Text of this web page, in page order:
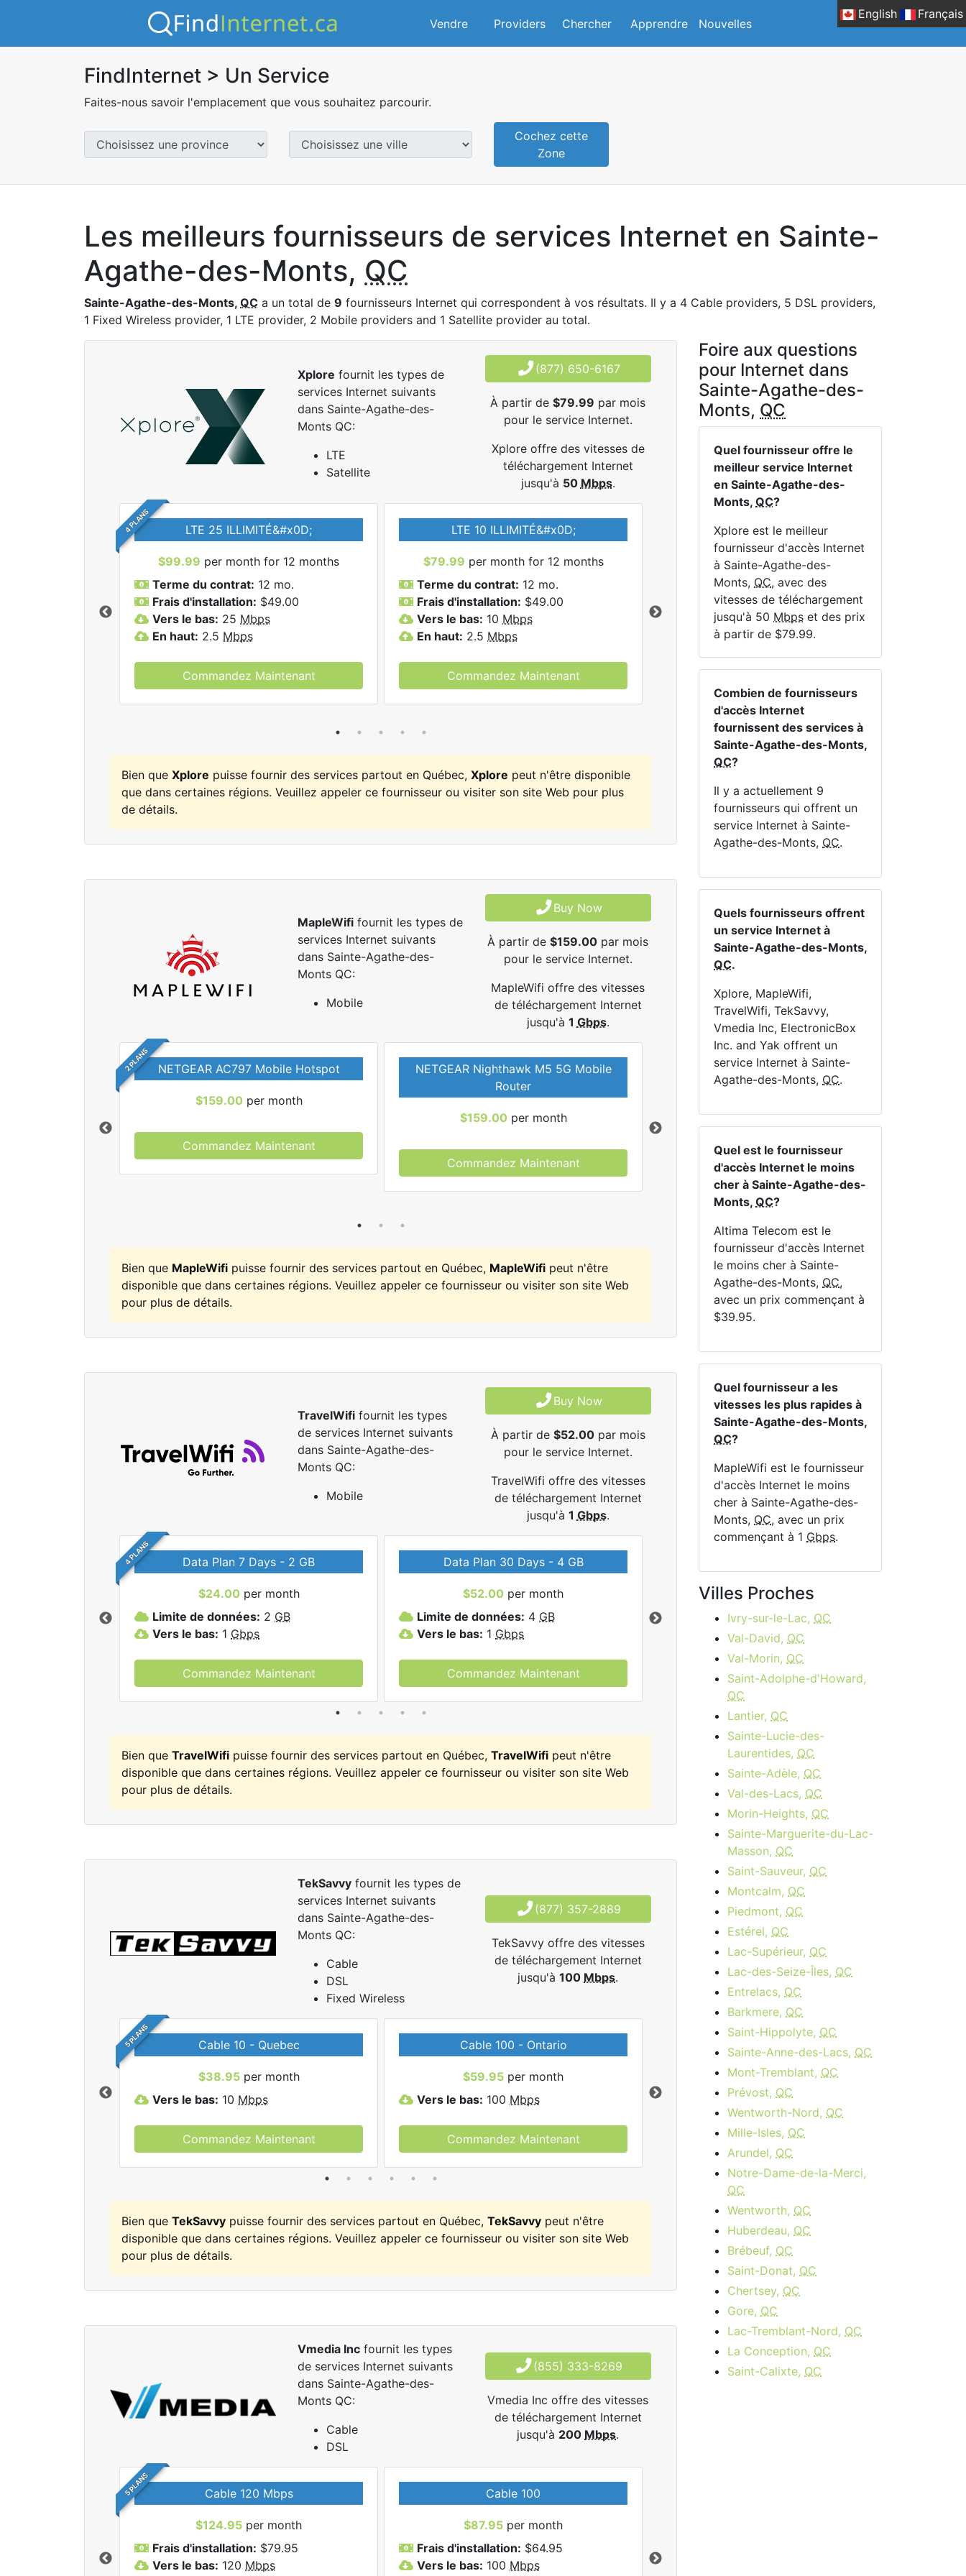
English Français
Vendre Providers Chercher Apprendre Nouvelles
FindInternet > Un Service
Faites-nous savoir l'emplacement que vous souhaitez parcourir.
Cochez cette
Zone
Les meilleurs fournisseurs de services Internet en Sainte-
Agathe-des-Monts, QC
Sainte-Agathe-des-Monts, QC a un total de 9 fournisseurs Internet qui correspondent à vos résultats. Il y a 4 Cable providers, 5 DSL providers,
1 Fixed Wireless provider, 1 LTE provider, 2 Mobile providers and 1 Satellite provider au total.
Xplore fournit les types de
services Internet suivants
dans Sainte-Agathe-des-
Monts QC:
LTE
Satellite
(877) 650-6167
À partir de$79.99 par mois
pour le service Internet.
Xplore offre des vitesses de
téléchargement Internet
jusqu'à 50 Mbps.
4 PLANS LTE 25 ILLIMITÉ&#x0D;
$99.99 per month for 12 months
Terme du contrat: 12 mo.
Frais d'installation: $49.00
Vers le bas: 25 Mbps
En haut: 2.5 Mbps
Commandez Maintenant
LTE 10 ILLIMITÉ&#x0D;
$79.99 per month for 12 months
Terme du contrat: 12 mo.
Frais d'installation: $49.00
Vers le bas: 10 Mbps
En haut: 2.5 Mbps
Commandez Maintenant
Sat 25
$119.99per month for 12 months
Terme du contrat:12 mo.
Frais d'installation:$49.00
Limite de données:200 GB
Vers le bas:25Mbps
En haut:1Mbps
Commandez Maintenant
Bien que Xplore puisse fournir des services partout en Québec, Xplore peut n'être disponible
que dans certaines régions. Veuillez appeler ce fournisseur ou visiter son site Web pour plus
de détails.
MapleWififournit les types de
services Internet suivants
dans Sainte-Agathe-des-
Monts QC:
Mobile
Buy Now
À partir de$159.00 par mois
pour le service Internet.
MapleWifi offre des vitesses
de téléchargement Internet
jusqu'à 1 Gbps.
2 PLANS NETGEAR AC797 Mobile Hotspot
$159.00 per month
Commandez Maintenant
NETGEAR Nighthawk M5 5G Mobile
Router
$159.00 per month
Commandez Maintenant
Cliquez ici pour afficher tous les forfaits
Internet MapleWifi.
Bien que MapleWifi puisse fournir des services partout en Québec, MapleWifi peut n'être
disponible que dans certaines régions. Veuillez appeler ce fournisseur ou visiter son site Web
pour plus de détails.
TravelWififournit les types
de services Internet suivants
dans Sainte-Agathe-des-
Monts QC:
Mobile
Buy Now
À partir de $52.00par mois
pour le service Internet.
TravelWifi offre des vitesses
de téléchargement Internet
jusqu'à 1 Gbps.
4 PLANS Data Plan 7 Days - 2 GB
$24.00 per month
Limite de données: 2 GB
Vers le bas: 1 Gbps
Commandez Maintenant
Data Plan 30 Days - 4 GB
$52.00 per month
Limite de données: 4 GB
Vers le bas: 1 Gbps
Commandez Maintenant
$74.00per month
Limite de données:8GB
Vers le bas: 1Gbps
Commandez Maintenant
Bien que TravelWifi puisse fournir des services partout en Québec, TravelWifi peut n'être
disponible que dans certaines régions. Veuillez appeler ce fournisseur ou visiter son site Web
pour plus de détails.
TekSavvyfournit les types de
services Internet suivants
dans Sainte-Agathe-des-
Monts QC:
Cable
DSL
Fixed Wireless
(877) 357-2889
TekSavvy offre des vitesses
de téléchargement Internet
jusqu'à100 Mbps.
5 PLANS Cable 10 - Quebec
$38.95per month
Vers le bas: 10 Mbps
Commandez Maintenant
Cable 100 - Ontario
$59.95 per month
Vers le bas: 100 Mbps
Commandez Maintenant
Cable 15 - AB, BC
$34.95per month
Vers le bas:15Mbps
Commandez Maintenant
Bien que TekSavvy puisse fournir des services partout en Québec, TekSavvy peut n'être
disponible que dans certaines régions. Veuillez appeler ce fournisseur ou visiter son site Web
pour plus de détails.
Vmedia Incfournit les types
de services Internet suivants
dans Sainte-Agathe-des-
Monts QC:
Cable
DSL
(855) 333-8269
Vmedia Inc offre des vitesses
de téléchargement Internet
jusqu'à 200 Mbps.
5 PLANS Cable 120 Mbps
$124.95 per month
Frais d'installation: $79.95
Vers le bas: 120 Mbps
Cable 100
$87.95 per month
Frais d'installation: $64.95
Vers le bas: 100 Mbps
Foire aux questions
pour Internet dans
Sainte-Agathe-des-
Monts, QC
Quel fournisseur offre le
meilleur service Internet
en Sainte-Agathe-des-
Monts, QC?
Xplore est le meilleur
fournisseur d'accès Internet
à Sainte-Agathe-des-
Monts, QC, avec des
vitesses de téléchargement
jusqu'à 50 Mbps et des prix
à partir de $79.99.
Combien de fournisseurs
d'accès Internet
fournissent des services à
Sainte-Agathe-des-Monts,
QC?
Il y a actuellement 9
fournisseurs qui offrent un
service Internet à Sainte-
Agathe-des-Monts, QC.
Quels fournisseurs offrent
un service Internet à
Sainte-Agathe-des-Monts,
QC.
Xplore, MapleWifi,
TravelWifi, TekSavvy,
Vmedia Inc, ElectronicBox
Inc. and Yak offrent un
service Internet à Sainte-
Agathe-des-Monts, QC.
Quel est le fournisseur
d'accès Internet le moins
cher à Sainte-Agathe-des-
Monts, QC?
Altima Telecom est le
fournisseur d'accès Internet
le moins cher à Sainte-
Agathe-des-Monts, QC,
avec un prix commençant à
$39.95.
Quel fournisseur a les
vitesses les plus rapides à
Sainte-Agathe-des-Monts,
QC?
MapleWifi est le fournisseur
d'accès Internet le moins
cher à Sainte-Agathe-des-
Monts, QC, avec un prix
commençant à 1 Gbps.
Villes Proches
Ivry-sur-le-Lac, QC
Val-David, QC
Val-Morin, QC
Saint-Adolphe-d'Howard,
QC
Lantier, QC
Sainte-Lucie-des-
Laurentides, QC
Sainte-Adèle, QC
Val-des-Lacs, QC
Morin-Heights, QC
Sainte-Marguerite-du-Lac-
Masson, QC
Saint-Sauveur, QC
Montcalm, QC
Piedmont, QC
Estérel, QC
Lac-Supérieur, QC
Lac-des-Seize-Îles, QC
Entrelacs, QC
Barkmere, QC
Saint-Hippolyte, QC
Sainte-Anne-des-Lacs, QC
Mont-Tremblant, QC
Prévost, QC
Wentworth-Nord, QC
Mille-Isles, QC
Arundel, QC
Notre-Dame-de-la-Merci,
QC
Wentworth, QC
Huberdeau, QC
Brébeuf, QC
Saint-Donat, QC
Chertsey, QC
Gore, QC
Lac-Tremblant-Nord, QC
La Conception, QC
Saint-Calixte, QC